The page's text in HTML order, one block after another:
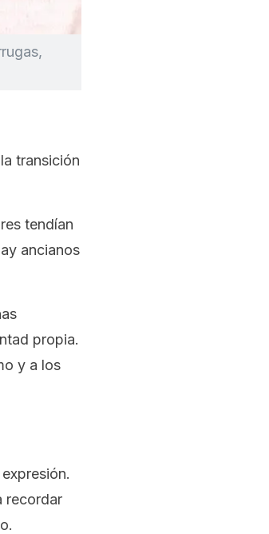
transición
tendían
ancianos
propia.
y a los
recordar